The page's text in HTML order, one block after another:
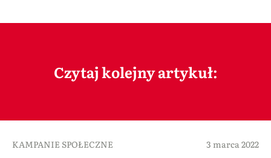
Czytaj kolejny artykuł:
KAMPANIE SPOŁECZNE 3 marca 2022